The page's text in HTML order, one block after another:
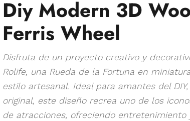
Diy Modern 3D
Ferris Wheel
Disfruta de un proyecto creativo y
Rolife, una Rueda de la Fortuna en
estilo artesanal. Ideal para amantes del
original, este diseño recrea uno de los
de atracciones, ofreciendo entretenimiento